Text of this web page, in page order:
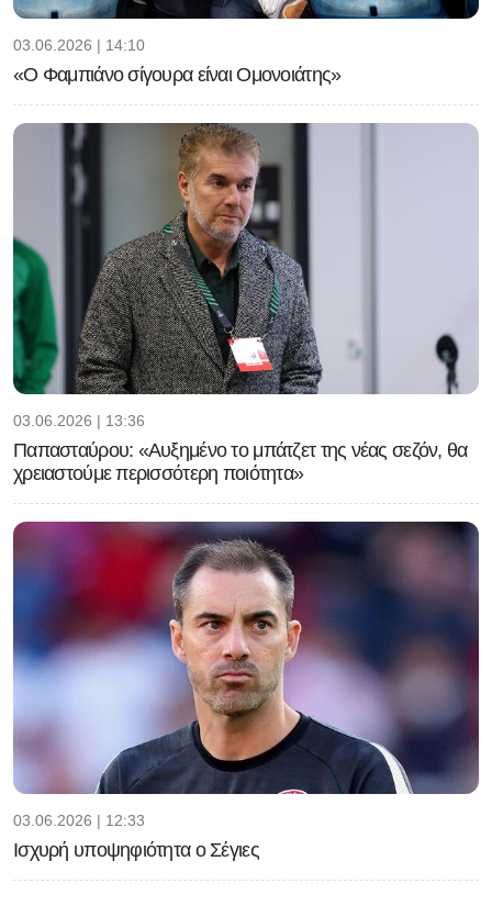
03.06.2026 | 14:10
«Ο Φαμπιάνο σίγουρα είναι Ομονοιάτης»
03.06.2026 | 13:36
Παπασταύρου: «Αυξημένο το μπάτζετ της νέας σεζόν, θα
χρειαστούμε περισσότερη ποιότητα»
03.06.2026 | 12:33
Ισχυρή υποψηφιότητα ο Σέγιες